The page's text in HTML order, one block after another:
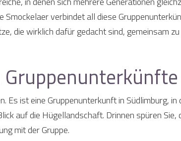
Smockelaer verbindet all diese
die wirklich dafür gedacht sind, gemeinsam
Gruppenunterkünfte
ist eine Gruppenunterkunft in Südlimburg, in
auf die Hügellandschaft. Drinnen spüren Sie,
mit der Gruppe.